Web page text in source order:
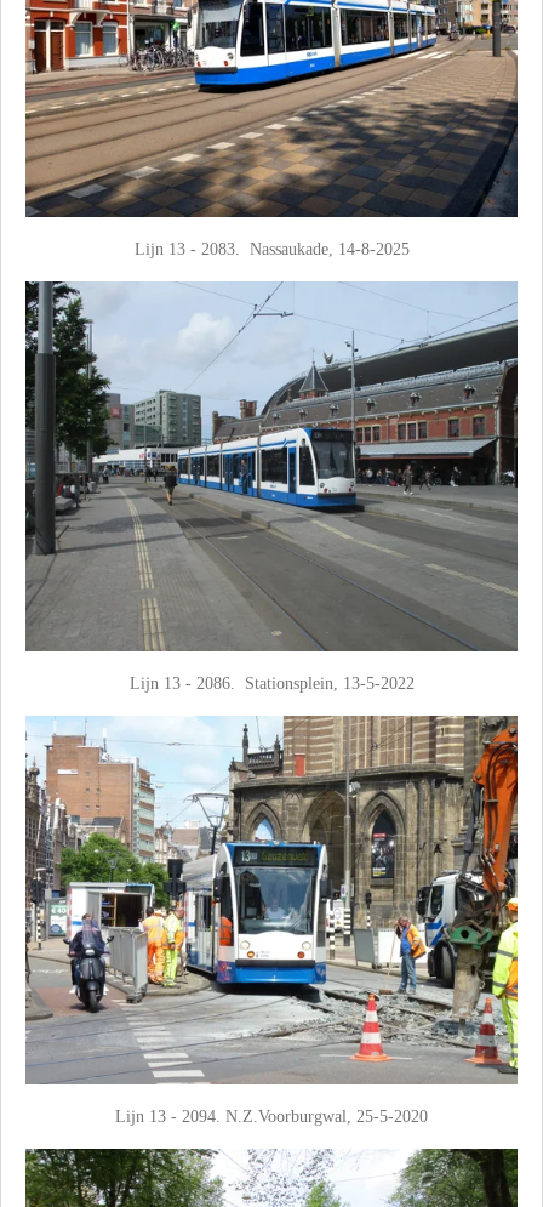
Lijn 13 - 2083. Nassaukade, 14-8-2025
Lijn 13 - 2086. Stationsplein, 13-5-2022
Lijn 13 - 2094. N.Z.Voorburgwal, 25-5-2020